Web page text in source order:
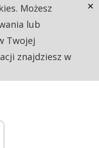
Możesz
lub
Twojej
znajdziesz w
×